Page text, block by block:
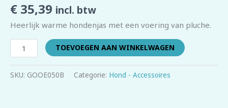
€ 35,39 incl. btw
Heerlijk warme hondenjas met een voering van pluche.
TOEVOEGEN AAN WINKELWAGEN
SKU: GOOE050B Categorie: Hond - Accessoires